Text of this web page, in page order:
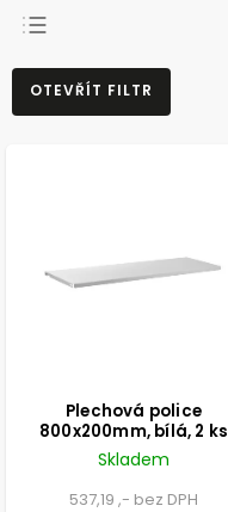
NEJPRODÁVANĚJŠÍ
NEJLEVNĚJŠÍ
OTEVŘÍT FILTR
Plechová police
800x200mm, bílá, 2 ks
Skladem
537,19 ,- bez DPH